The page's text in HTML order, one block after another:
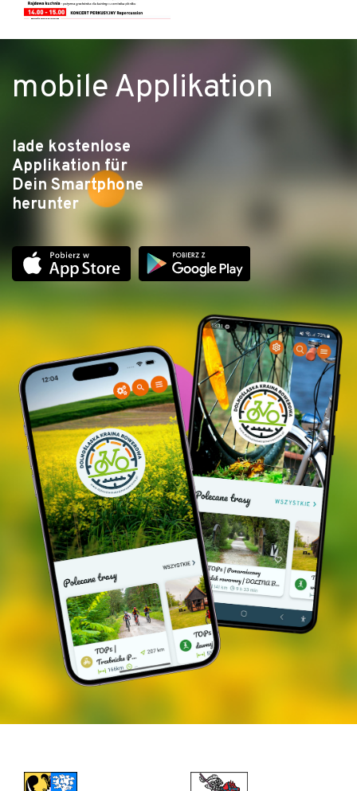
mobile Applikation
lade kostenlose
Applikation für
Dein Smartphone
herunter